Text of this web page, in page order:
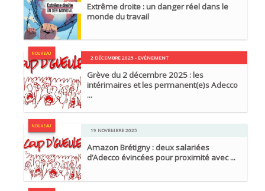
Extrême droite : un danger réel dans le
monde du travail
NOUVEAU
2 DÉCEMBRE 2025 - EVÈNEMENT
Grève du 2 décembre 2025 : les
intérimaires et les permanent(e)s Adecco
...
NOUVEAU
19 NOVEMBRE 2025
Amazon Brétigny : deux salariées
d’Adecco évincées pour proximité avec ...